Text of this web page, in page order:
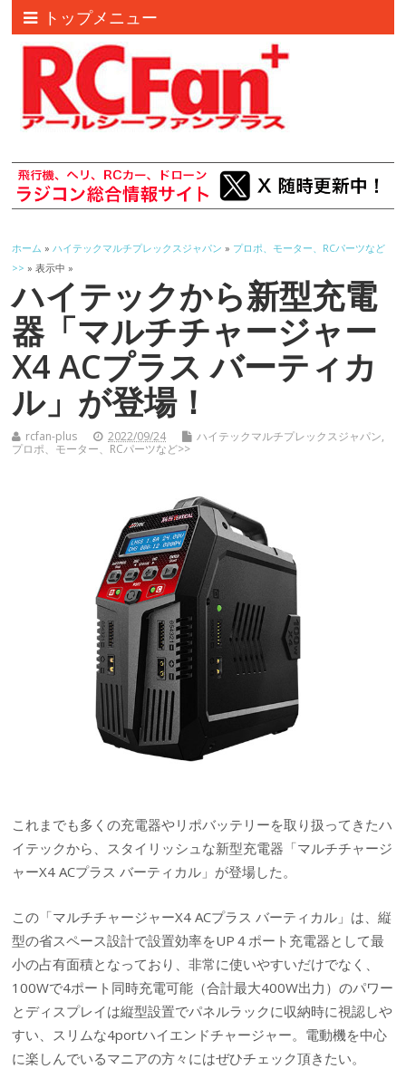
トップメニュー
ホーム »ハイテックマルチプレックスジャパン » プロポ、モーター、RCパーツなど
>> » 表示中 »
ハイテックから新型充電
器「マルチチャージャー
X4 ACプラス バーティカ
ル」が登場！
rcfan-plus 2022/09/24 ハイテックマルチプレックスジャパン,
プロポ、モーター、RCパーツなど>>
これまでも多くの充電器やリポバッテリーを取り扱ってきたハ
イテックから、スタイリッシュな新型充電器「マルチチャージ
ャーX4 ACプラス バーティカル」が登場した。
この「マルチチャージャーX4 ACプラス バーティカル」は、縦
型の省スペース設計で設置効率をUP４ポート充電器として最
小の占有面積となっており、非常に使いやすいだけでなく、
100Wで4ポート同時充電可能（合計最大400W出力）のパワー
とディスプレイは縦型設置でパネルラックに収納時に視認しや
すい、スリムな4portハイエンドチャージャー。電動機を中心
に楽しんでいるマニアの方々にはぜひチェック頂きたい。